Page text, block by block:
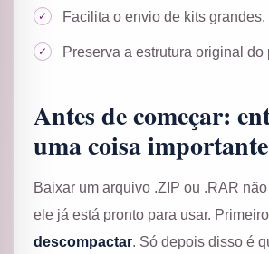
Facilita o envio de kits grandes.
Preserva a estrutura original do
Antes de começar:
uma coisa importante
Baixar um arquivo .ZIP ou .RAR
ele já está pronto para usar.
descompactar. Só depois disso é